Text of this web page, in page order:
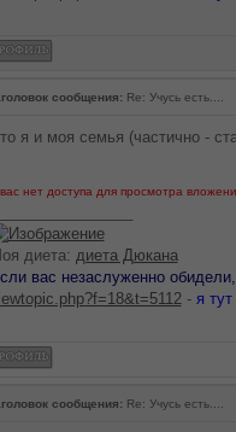
сообщения:Re: Учусь есть....
я и моя семья (частично -
нет доступа для просмотра
диета: диета Дюкана
вас незаслуженно
- я
сообщения: Re: Учусь есть....